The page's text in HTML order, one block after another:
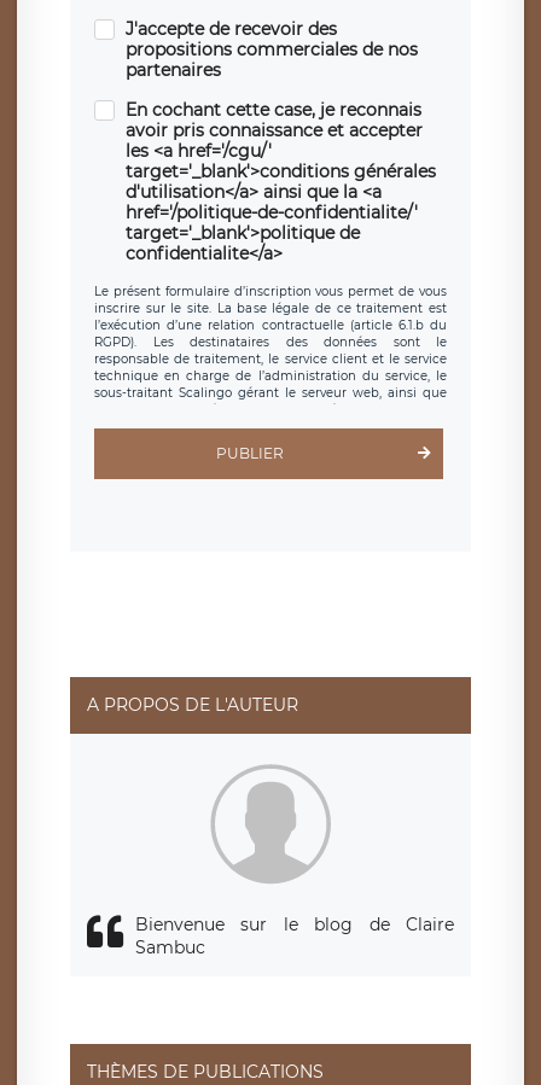
J'accepte de recevoir des
propositions commerciales de nos
partenaires
En cochant cette case, je reconnais
avoir pris connaissance et accepter
les <a href='/cgu/'
target='_blank'>conditions générales
d'utilisation</a> ainsi que la <a
href='/politique-de-confidentialite/'
target='_blank'>politique de
confidentialite</a>
Le présent formulaire d’inscription vous permet de vous
inscrire sur le site. La base légale de ce traitement est
l’exécution d’une relation contractuelle (article 6.1.b du
RGPD). Les destinataires des données sont le
responsable de traitement, le service client et le service
technique en charge de l’administration du service, le
sous-traitant Scalingo gérant le serveur web, ainsi que
toute personne légalement autorisée. Le formulaire
d’inscription est hébergé sur un serveur hébergé par
clauses de
protection conformes au RGPD
. Les données collectées
sont conservées jusqu’à ce que l’Internaute en sollicite la
rue Léopold Sédar Senghor, joignable à l’adresse mail :
responsabledetraitement@legavox.fr. Vous avez
également le droit d’introduire une réclamation auprès
d’une autorité de contrôle.
PUBLIER
A PROPOS DE L'AUTEUR
Bienvenue sur le blog de Claire
Sambuc
THÈMES DE PUBLICATIONS